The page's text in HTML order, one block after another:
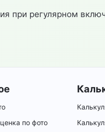
при регулярном
по фото